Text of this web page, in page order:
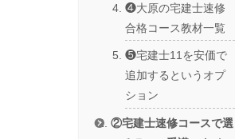
❹大原の宅建士速修
合格コース教材一覧
❺宅建士11を安価で
追加するというオプ
ション
②宅建士速修コースで選